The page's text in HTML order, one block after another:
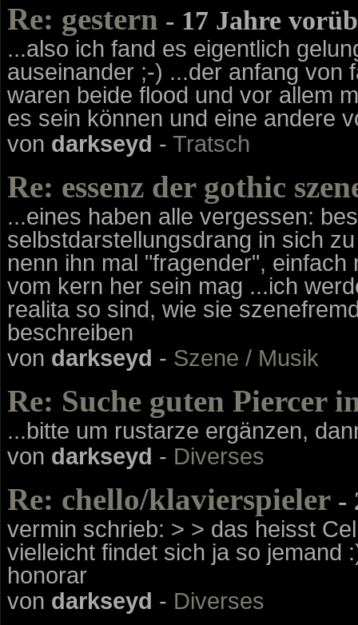
Re: gestern - 17 Jahre
...also ich fand es eigentlich
auseinander ;-) ...der anfang von
waren beide flood und vor allem
es sein können und eine andere
von darkseyd - Tratsch
Re: essenz der gothic
...eines haben alle vergessen:
selbstdarstellungsdrang in sich
nenn ihn mal "fragender",
vom kern her sein mag ...ich
realita so sind, wie sie
beschreiben
von darkseyd - Szene / Musik
Re: Suche guten Piercer
...bitte um rustarze ergänzen,
von darkseyd - Diverses
Re: chello/klavierspieler -
vermin schrieb: > > das heisst
vielleicht findet sich ja so jemand
honorar
von darkseyd - Diverses